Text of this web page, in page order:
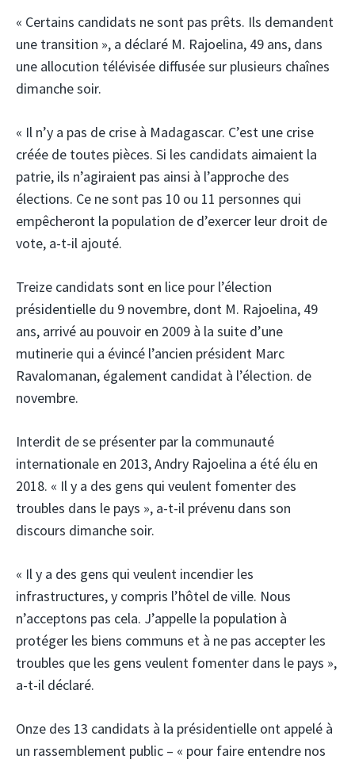
« Certains candidats ne sont pas prêts. Ils demandent
une transition », a déclaré M. Rajoelina, 49 ans, dans
une allocution télévisée diffusée sur plusieurs chaînes
dimanche soir.
« Il n’y a pas de crise à Madagascar. C’est une crise
créée de toutes pièces. Si les candidats aimaient la
patrie, ils n’agiraient pas ainsi à l’approche des
élections. Ce ne sont pas 10 ou 11 personnes qui
empêcheront la population de d’exercer leur droit de
vote, a-t-il ajouté.
Treize candidats sont en lice pour l’élection
présidentielle du 9 novembre, dont M. Rajoelina, 49
ans, arrivé au pouvoir en 2009 à la suite d’une
mutinerie qui a évincé l’ancien président Marc
Ravalomanan, également candidat à l’élection. de
novembre.
Interdit de se présenter par la communauté
internationale en 2013, Andry Rajoelina a été élu en
2018. « Il y a des gens qui veulent fomenter des
troubles dans le pays », a-t-il prévenu dans son
discours dimanche soir.
« Il y a des gens qui veulent incendier les
infrastructures, y compris l’hôtel de ville. Nous
n’acceptons pas cela. J’appelle la population à
protéger les biens communs et à ne pas accepter les
troubles que les gens veulent fomenter dans le pays »,
a-t-il déclaré.
Onze des 13 candidats à la présidentielle ont appelé à
un rassemblement public – « pour faire entendre nos